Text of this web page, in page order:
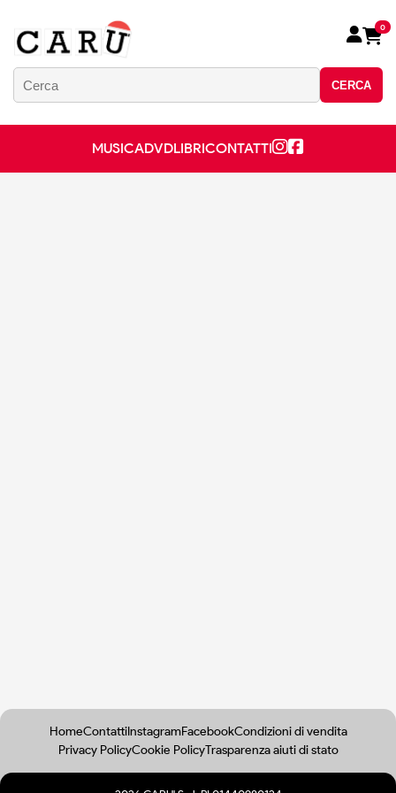
CERCA
0
MUSICADVDLIBRICONTATTI
HomeContattiInstagramFacebookCondizioni di vendita
Privacy PolicyCookie PolicyTrasparenza aiuti di stato